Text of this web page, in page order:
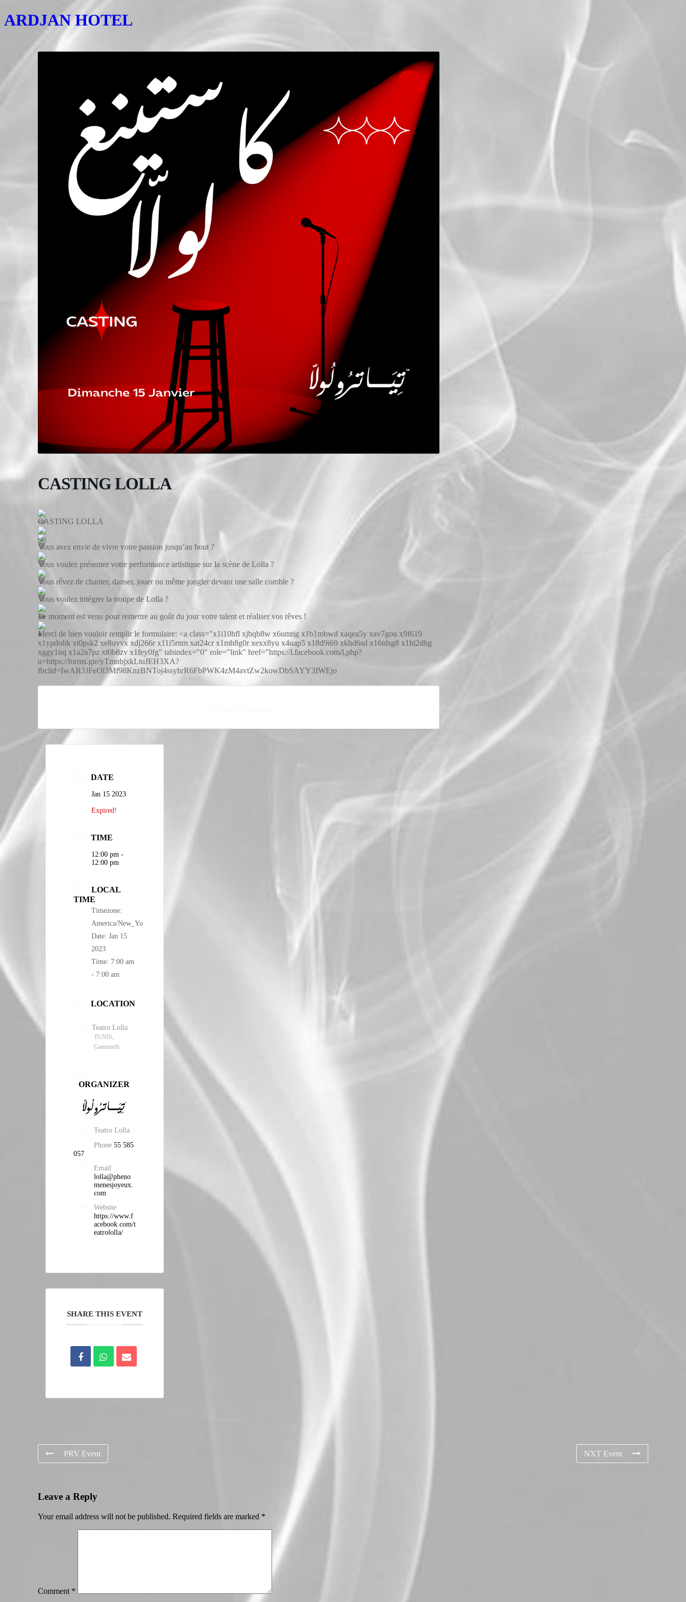
ARDJAN HOTEL
CASTING LOLLA
CASTING LOLLA
Vous avez envie de vivre votre passion jusqu’au bout ?
Vous voulez présenter votre performance artistique sur la scène de Lolla ?
Vous rêvez de chanter, danser, jouer ou même jongler devant une salle comble ?
Vous voulez intégrer la troupe de Lolla ?
Le moment est venu pour remettre au goût du jour votre talent et réaliser vos rêves !
Merci de bien vouloir remplir le formulaire: <a class="x1i10hfl xjbqb8w x6umtig x1b1mbwd xaqea5y xav7gou x9f619
x1ypdohk xt0psk2 xe8uvvx xdj266r x11i5rnm xat24cr x1mh8g0r xexx8yu x4uap5 x18d9i69 xkhd6sd x16tdsg8 x1hl2dhg
xggy1nq x1a2a7pz xt0b8zv x1fey0fg" tabindex="0" role="link" href="https://l.facebook.com/l.php?
u=https://forms.gle/yTmnbjxkLtuJEH3XA?
fbclid=IwAR3JFeOl3Mf98KnzBNToj4ssyhrR6FbPWK4zM4avtZw2kowDbSAYY3IWEjo
DATE
Jan 15 2023
Expired!
TIME
12:00 pm -
12:00 pm
LOCAL
TIME
Timezone:
America/New_York
Date: Jan 15
2023
Time: 7:00 am
- 7:00 am
LOCATION
Teatro Lolla
TUNIS,
Gammarth
ORGANIZER
Teatro Lolla
Phone 55 585
057
Email
lolla@pheno
menesjoyeux.
com
Website
https://www.f
acebook.com/t
eatrololla/
SHARE THIS EVENT
PRV Event NXT Event
Leave a Reply
Your email address will not be published. Required fields are marked *
Comment *